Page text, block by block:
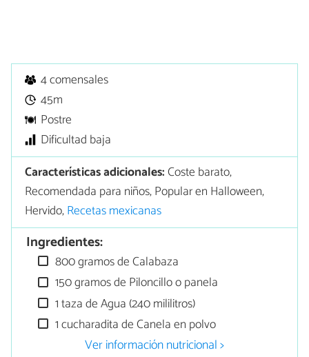
4 comensales
45m
Postre
Dificultad baja
Características adicionales:Coste barato,
Recomendada para niños, Popular en Halloween,
Hervido,Recetas mexicanas
Ingredientes:
800 gramos de Calabaza
150 gramos de Piloncillo o panela
1 taza de Agua (240 mililitros)
1 cucharadita de Canela en polvo
Ver información nutricional >